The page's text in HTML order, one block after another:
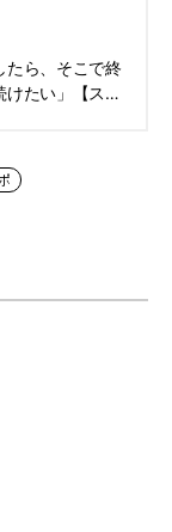
たら、そこで終
たい」【スペ